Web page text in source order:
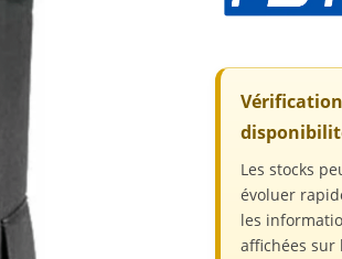
Les stocks
évoluer
les
affichées sur